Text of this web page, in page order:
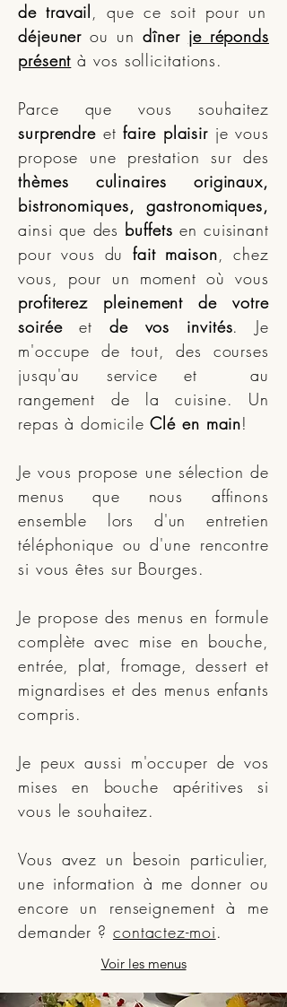
de travail, que ce soit pour un
déjeunerou undîner je réponds
présent à vos sollicitations.
Parce que vous souhaitez
surprendre etfaire plaisir je vous
propose une prestation sur des
thèmes culinaires originaux,
bistronomiques, gastronomiques,
ainsi que des buffets en cuisinant
pour vous dufait maison, chez
vous, pour un moment où vous
profiterez pleinement de votre
soiréeet de vos invités. Je
m'occupe de tout, des courses
jusqu'au service et au
rangement de la cuisine. Un
repas à domicileClé en main!
Je vous propose une sélection de
menus que nous affinons
ensemble lors d'un entretien
téléphonique ou d'une rencontre
si vous êtes sur Bourges.
Je propose des menus en formule
complète avec mise en bouche,
entrée, plat, fromage, dessert et
mignardises et des menus enfants
compris.
Je peux aussi m'occuper de vos
mises en bouche apéritives si
vous le souhaitez.
Vous avez un besoin particulier,
une information à me donner ou
encore un renseignement à me
demander ? contactez-moi.
Voir les menus